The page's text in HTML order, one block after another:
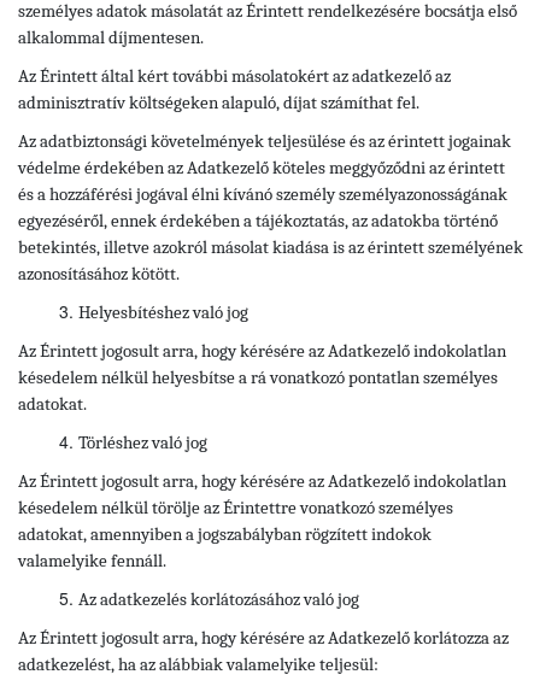
személyes adatok másolatát az Érintett rendelkezésére bocsátja első
alkalommal díjmentesen.
Az Érintett által kért további másolatokért az adatkezelő az
adminisztratív költségeken alapuló, díjat számíthat fel.
Az adatbiztonsági követelmények teljesülése és az érintett jogainak
védelme érdekében az Adatkezelő köteles meggyőződni az érintett
és a hozzáférési jogával élni kívánó személy személyazonosságának
egyezéséről, ennek érdekében a tájékoztatás, az adatokba történő
betekintés, illetve azokról másolat kiadása is az érintett személyének
azonosításához kötött.
Helyesbítéshez való jog
Az Érintett jogosult arra, hogy kérésére az Adatkezelő indokolatlan
késedelem nélkül helyesbítse a rá vonatkozó pontatlan személyes
adatokat.
Törléshez való jog
Az Érintettjogosult arra, hogy kérésére az Adatkezelő indokolatlan
késedelem nélkül törölje az Érintettre vonatkozó személyes
adatokat, amennyiben a jogszabályban rögzített indokok
valamelyike fennáll.
Az adatkezelés korlátozásához való jog
Az Érintett jogosult arra, hogy kérésére az Adatkezelő korlátozza az
adatkezelést, ha az alábbiak valamelyike teljesül: